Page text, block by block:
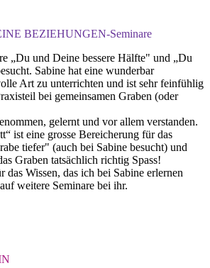
BEZIEHUNGEN-Seminare
„Du und Deine bessere Hälfte" und „Du
Sabine hat eine wunderbar
Art zu unterrichten und ist sehr feinfühlig
bei gemeinsamen Graben (oder
gelernt und vor allem verstanden.
ist eine grosse Bereicherung für das
tiefer" (auch bei Sabine besucht) und
Graben tatsächlich richtig Spass!
das Wissen, das ich bei Sabine erlernen
weitere Seminare bei ihr.